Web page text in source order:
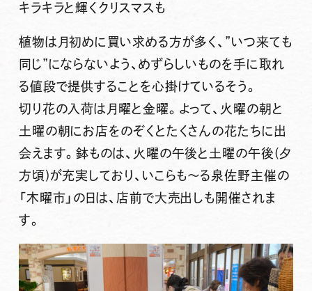
キラキラと輝くクリスマスも
植物は月初めに買い求める方が多く、”いつ来ても
同じ”にならないよう、めずらしいものを手に取れ
る値段で提供することを心掛けているそう。
切り花の入荷は月曜と金曜。よって、 火曜の朝 と
土曜の朝 にお店をのぞくとたくさんの花たちに出
会えます。鉢ものは、火曜の午後と土曜の午後(夕
方頃)が充実 しており、いこらも～る泉佐野主催の
「木曜市」の日は、店前で大売出しも開催されま
す。